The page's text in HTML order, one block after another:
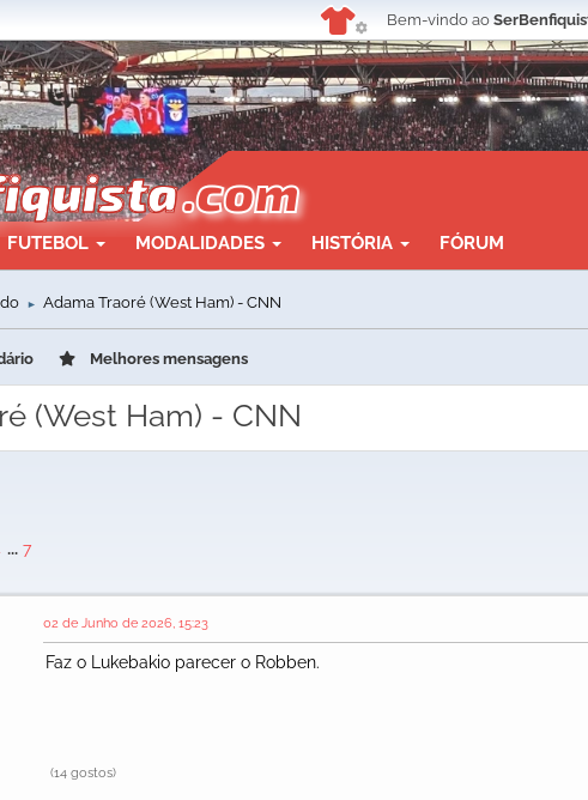
Bem-vindo ao
FUTEBOL MODALIDADES HISTÓRIA FÓRUM
► Adama Traoré (West Ham) - CNN
Melhores mensagens
(West Ham) - CNN
... 7
02 de Junho de 2026, 15:23
Faz o Lukebakio parecer o Robben.
(14 gostos)